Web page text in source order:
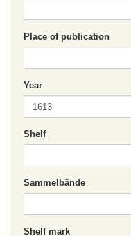
Place of publication
Year
Shelf
Sammelbände
Shelf mark